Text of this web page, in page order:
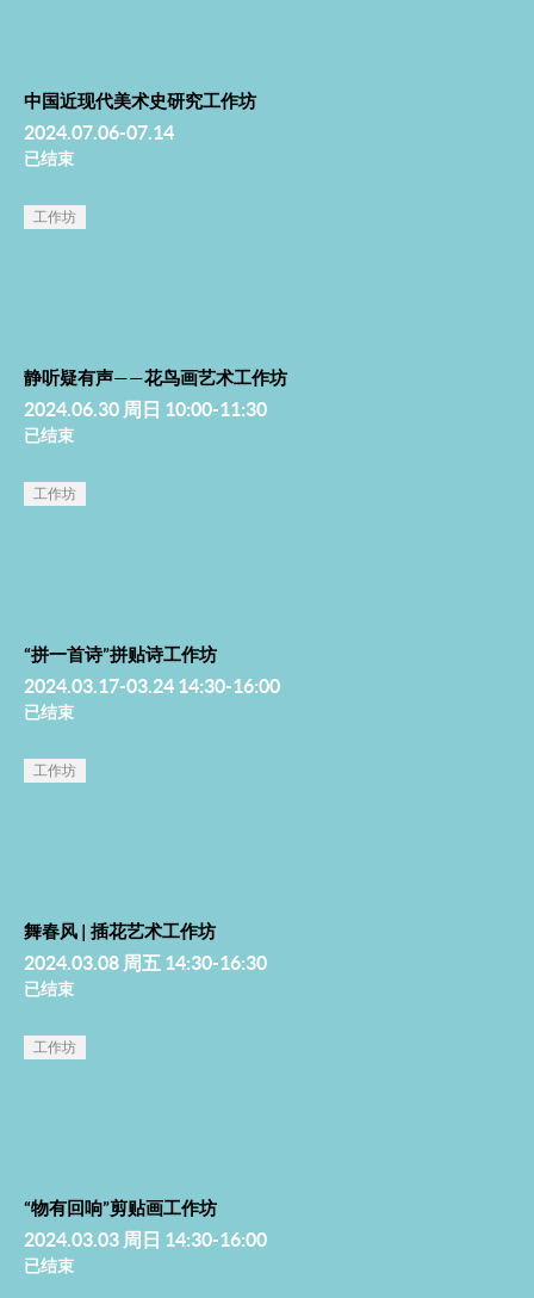
中国近现代美术史研究工作坊
2024.07.06-07.14
已结束
工作坊
静听疑有声——花鸟画艺术工作坊
2024.06.30 周日 10:00-11:30
已结束
工作坊
“拼一首诗”拼贴诗工作坊
2024.03.17-03.24 14:30-16:00
已结束
工作坊
舞春风 | 插花艺术工作坊
2024.03.08 周五 14:30-16:30
已结束
工作坊
“物有回响”剪贴画工作坊
2024.03.03 周日 14:30-16:00
已结束